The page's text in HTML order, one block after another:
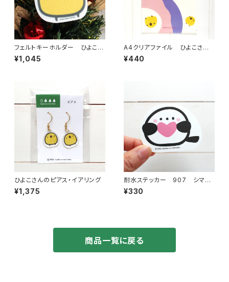
フェルトキーホルダー ひよこさ
ん
¥1,045
A4クリアファイル ひよこさ
ん ドーナツ
¥440
ひよこさんのピアス・イアリング
¥1,375
耐水ステッカー 907 シマエ
ナガ ハート
¥330
商品一覧に戻る